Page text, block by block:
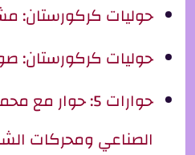
حوليات كركورستان:
حوليات كركورستان:
حوارات 5: حوار
الصناعي ومحركات